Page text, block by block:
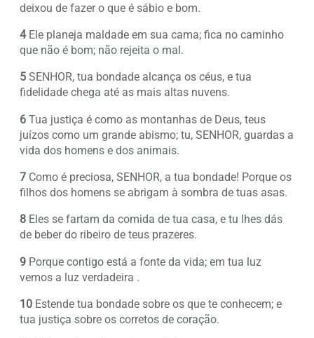
deixou de fazer o que é sábio e bom.
4Ele planeja maldade em sua cama; fica no caminho
que não é bom; não rejeita o mal.
5 SENHOR, tua bondade alcança os céus, e tua
fidelidade chega até as mais altas nuvens.
6 Tua justiça é como as montanhas de Deus, teus
juízos como um grande abismo; tu, SENHOR, guardas a
vida dos homens e dos animais.
7 Como é preciosa, SENHOR, a tua bondade! Porque os
filhos dos homens se abrigam à sombra de tuas asas.
8 Eles se fartam da comida de tua casa, e tu lhes dás
de beber do ribeiro de teus prazeres.
9 Porque contigo está a fonte da vida; em tua luz
vemos a luz verdadeira .
10 Estende tua bondade sobre os que te conhecem; e
tua justiça sobre os corretos de coração.